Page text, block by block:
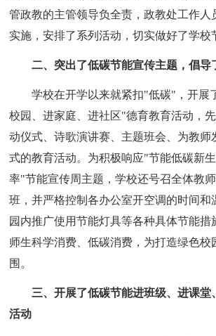
管政教的主管领导负全责，政教处工作人
实施，安排了系列活动，切实做好了学校
二、突出了低碳节能宣传主题，倡导
学校在开学以来就紧扣"低碳"，开展
校园、进家庭、进社区"德育教育活动，
动仪式、诗歌演讲赛、主题班会、为教师
式的教育活动。为积极响应"节能低碳新
率"节能宣传周主题，学校还号召全体教
班，并严格控制各办公室开空调的时间和
园内推广使用节能灯具等各种具体节能措
师生科学消费、低碳消费，为打造绿色校
围。
三、开展了低碳节能进班级、进课堂
活动